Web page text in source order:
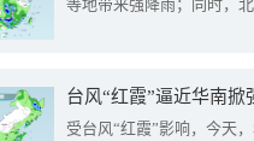
等地带来强降雨；同时，
台风“红霞”逼近华南
受台风“红霞”影响，今天